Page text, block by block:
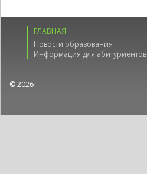
ГЛАВНАЯ
Новости образования
Информация для абитуриентов
© 2026